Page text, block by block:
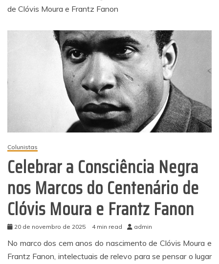
de Clóvis Moura e Frantz Fanon
Colunistas
Celebrar a Consciência Negra
nos Marcos do Centenário de
Clóvis Moura e Frantz Fanon
20 de novembro de 2025 4 min read admin
No marco dos cem anos do nascimento de Clóvis Moura e
Frantz Fanon, intelectuais de relevo para se pensar o lugar